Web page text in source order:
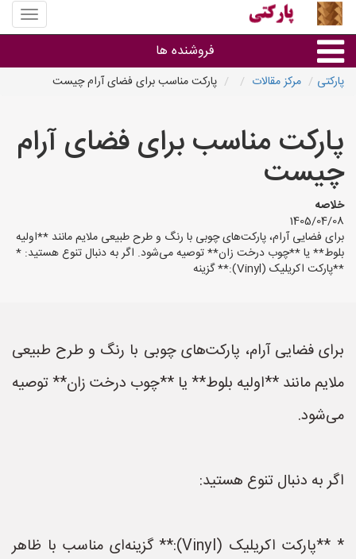
منوی
سایت
فروشنده ها
استان ها
پارکتی مرکز مقالات پارکت مناسب برای فضای آرام چیست
پارکت مناسب برای فضای آرام
چیست
خلاصه
1405/04/08
برای فضایی آرام، پارکت‌های چوبی با رنگ و طرح طبیعی ملایم مانند **اولیه
بلوط** یا **چوب درخت زان** توصیه می‌شود. اگر به دنبال تنوع هستید: *
**پارکت اکریلیک (Vinyl):** گزینه
برای فضایی آرام، پارکت‌های چوبی با رنگ و طرح طبیعی
ملایم مانند **اولیه بلوط** یا **چوب درخت زان** توصیه
می‌شود.
اگر به دنبال تنوع هستید:
* **پارکت اکریلیک (Vinyl):** گزینه‌ای مناسب با ظاهر